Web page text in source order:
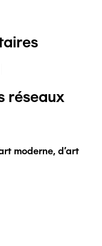
réseaux
moderne, d'art